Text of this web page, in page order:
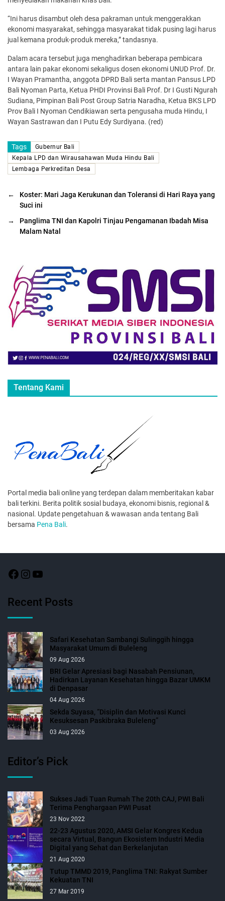
“Ini harus disambut oleh desa pakraman untuk menggerakkan
ekonomi masyarakat, sehingga masyarakat tidak pusing lagi harus
jual kemana produk-produk mereka,” tandasnya.
Dalam acara tersebut juga menghadirkan beberapa pembicara
antara lain pakar ekonomi sekaligus dosen ekonomi UNUD Prof. Dr.
I Wayan Pramantha, anggota DPRD Bali serta mantan Pansus LPD
Bali Nyoman Parta, Ketua PHDI Provinsi Bali Prof. Dr I Gusti Ngurah
Sudiana, Pimpinan Bali Post Group Satria Naradha, Ketua BKS LPD
Prov Bali I Nyoman Cendikiawan serta pengusaha muda Hindu, I
Wayan Sastrawan dan I Putu Edy Surdiyana. (red)
Tags
Gubernur Bali
Kepala LPD dan Wirausahawan Muda Hindu Bali
Lembaga Perkreditan Desa
←
Koster: Mari Jaga Kerukunan dan Toleransi di Hari Raya yang
Suci ini
→
Panglima TNI dan Kapolri Tinjau Pengamanan Ibadah Misa
Malam Natal
Tentang Kami
Portal media bali online yang terdepan dalam memberitakan kabar
bali terkini. Berita politik sosial budaya, ekonomi bisnis, regional &
nasional. Update pengetahuan & wawasan anda tentang Bali
bersama Pena Bali.
Recent Posts
Safari Kesehatan Sambangi Sulinggih hingga
Masyarakat Umum di Buleleng
09 Aug 2026
BRI Gelar Apresiasi bagi Nasabah Pensiunan,
Hadirkan Layanan Kesehatan hingga Bazar UMKM
di Denpasar
04 Aug 2026
Sekda Suyasa, “Disiplin dan Motivasi Kunci
Kesuksesan Paskibraka Buleleng”
03 Aug 2026
Editor’s Pick
Sukses Jadi Tuan Rumah The 20th CAJ, PWI Bali
Terima Penghargaan PWI Pusat
23 Nov 2022
22-23 Agustus 2020, AMSI Gelar Kongres Kedua
secara Virtual, Bangun Ekosistem Industri Media
Digital yang Sehat dan Berkelanjutan
21 Aug 2020
Tutup TMMD 2019, Panglima TNI: Rakyat Sumber
Kekuatan TNI
27 Mar 2019